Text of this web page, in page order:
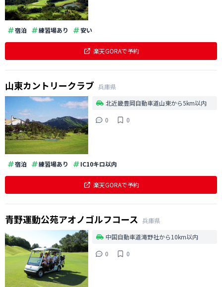
宿泊 練習場あり 安い
楽天GORAで予約
山東カントリークラブ 兵庫県
北近畿豊岡自動車道山東から5km以内
0
0
宿泊 練習場あり IC10キロ以内
楽天GORAで予約
青野運動公苑アオノゴルフコース 兵庫県
中国自動車道滝野社から10km以内
0
0